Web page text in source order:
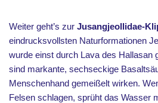
Weiter geht’s zur Jusangjeollidae-
eindrucksvollsten Naturformationen
wurde einst durch Lava des Hallasan
sind markante, sechseckige
Menschenhand gemeißelt wirken.
Felsen schlagen, sprüht das Wasser